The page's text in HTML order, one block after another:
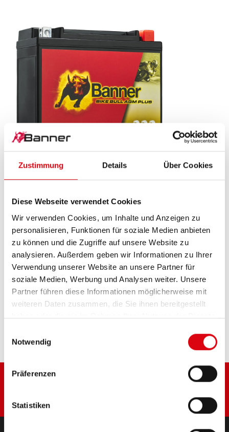
Zustimmung Details Über Cookies
Diese Webseite verwendet Cookies
Wir verwenden Cookies, um Inhalte und Anzeigen zu
personalisieren, Funktionen für soziale Medien anbieten
zu können und die Zugriffe auf unsere Website zu
analysieren. Außerdem geben wir Informationen zu Ihrer
Verwendung unserer Website an unsere Partner für
soziale Medien, Werbung und Analysen weiter. Unsere
Partner führen diese Informationen möglicherweise mit
weiteren Daten zusammen, die Sie ihnen bereitgestellt
haben oder die sie im Rahmen Ihrer Nutzung der Dienste
Notwendig
Präferenzen
Statistiken
Bike Bull AGM PLUS
AGM PLUS 518 21 / BGTX20-3 - GTX20-3
Das Aushängeschild der Banner Markenqualität.
Originalqualität zum Nachrüsten (OE).
PRODUKTDETAILS >
Diese Batterie kaufen: